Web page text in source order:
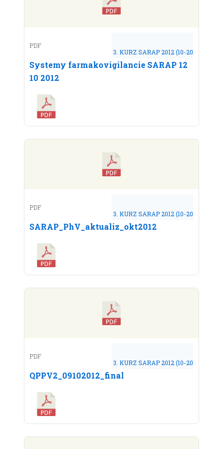
PDF
3. KURZ SARAP 2012 (10-2012)
Systemy farmakovigilancie SARAP 12
10 2012
PDF
3. KURZ SARAP 2012 (10-2012)
SARAP_PhV_aktualiz_okt2012
PDF
3. KURZ SARAP 2012 (10-2012)
QPPV2_09102012_final